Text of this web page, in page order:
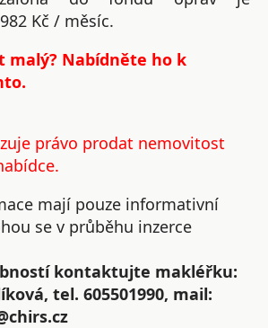
Kč / měsíc.
malý? Nabídněte ho k
právo prodat nemovitost
mají pouze informativní
se v průběhu inzerce
kontaktujte makléřku:
tel. 605501990, mail: